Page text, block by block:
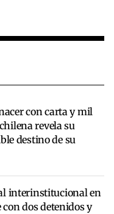
con carta y mil
revela su
destino de su
interinstitucional en
dos detenidos y